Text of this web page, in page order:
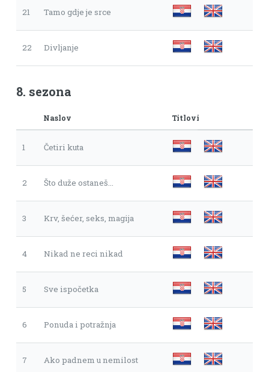
21 Tamo gdje je srce
22 Divljanje
8. sezona
Naslov Titlovi
1 Četiri kuta
2 Što duže ostaneš...
3 Krv, šećer, seks, magija
4 Nikad ne reci nikad
5 Sve ispočetka
6 Ponuda i potražnja
7 Ako padnem u nemilost